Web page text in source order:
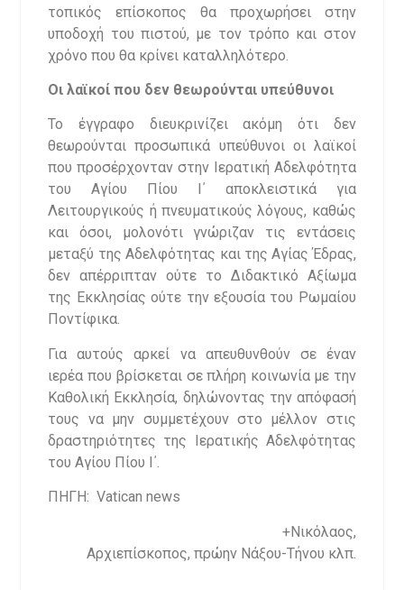
τοπικός επίσκοπος θα προχωρήσει στην
υποδοχή του πιστού, με τον τρόπο και στον
χρόνο που θα κρίνει καταλληλότερο.
Οι λαϊκοί που δεν θεωρούνται υπεύθυνοι
Το έγγραφο διευκρινίζει ακόμη ότι δεν
θεωρούνται προσωπικά υπεύθυνοι οι λαϊκοί
που προσέρχονταν στην Ιερατική Αδελφότητα
του Αγίου Πίου Ι΄ αποκλειστικά για
Λειτουργικούς ή πνευματικούς λόγους, καθώς
και όσοι, μολονότι γνώριζαν τις εντάσεις
μεταξύ της Αδελφότητας και της Αγίας Έδρας,
δεν απέρριπταν ούτε το Διδακτικό Αξίωμα
της Εκκλησίας ούτε την εξουσία του Ρωμαίου
Ποντίφικα.
Για αυτούς αρκεί να απευθυνθούν σε έναν
ιερέα που βρίσκεται σε πλήρη κοινωνία με την
Καθολική Εκκλησία, δηλώνοντας την απόφασή
τους να μην συμμετέχουν στο μέλλον στις
δραστηριότητες της Ιερατικής Αδελφότητας
του Αγίου Πίου Ι΄.
ΠΗΓΗ: Vatican news
+Νικόλαος,
Αρχιεπίσκοπος, πρώην Νάξου-Τήνου κλπ.